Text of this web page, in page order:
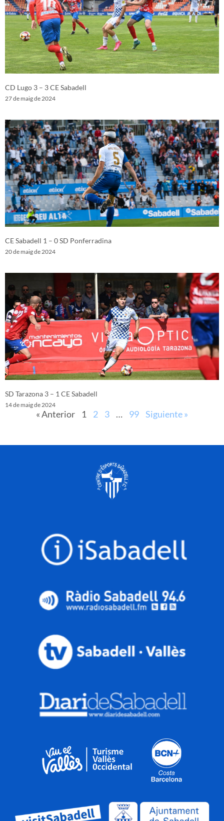
CD Lugo 3 – 3 CE Sabadell
27 de maig de 2024
CE Sabadell 1 – 0 SD Ponferradina
20 de maig de 2024
SD Tarazona 3 – 1 CE Sabadell
14 de maig de 2024
« Anterior 1 2 3 … 99 Siguiente »